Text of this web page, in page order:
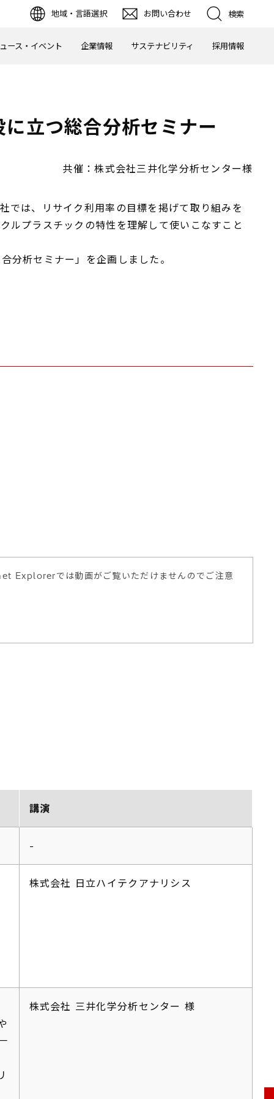
地域・言語選択 お問い合わせ 検索
ース・イベント 企業情報 サステナビリティ 採用情報
立つ総合分析セミナー
共催：株式会社三井化学分析センター様
では、リサイク利用率の目標を掲げて取り組みを
ルプラスチックの特性を理解して使いこなすこと
分析セミナー」を企画しました。
Explorerでは動画がご覧いただけませんのでご注意
講演
-
株式会社 日立ハイテクアナリシス
株式会社 三井化学分析センター 様